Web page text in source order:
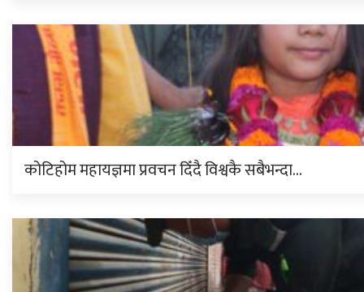
कोटिहोम महायज्ञमा प्रवचन दिँदै विश्वकै सबैभन्दा…